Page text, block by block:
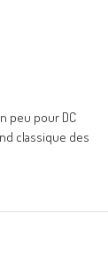
peu pour DC
classique des